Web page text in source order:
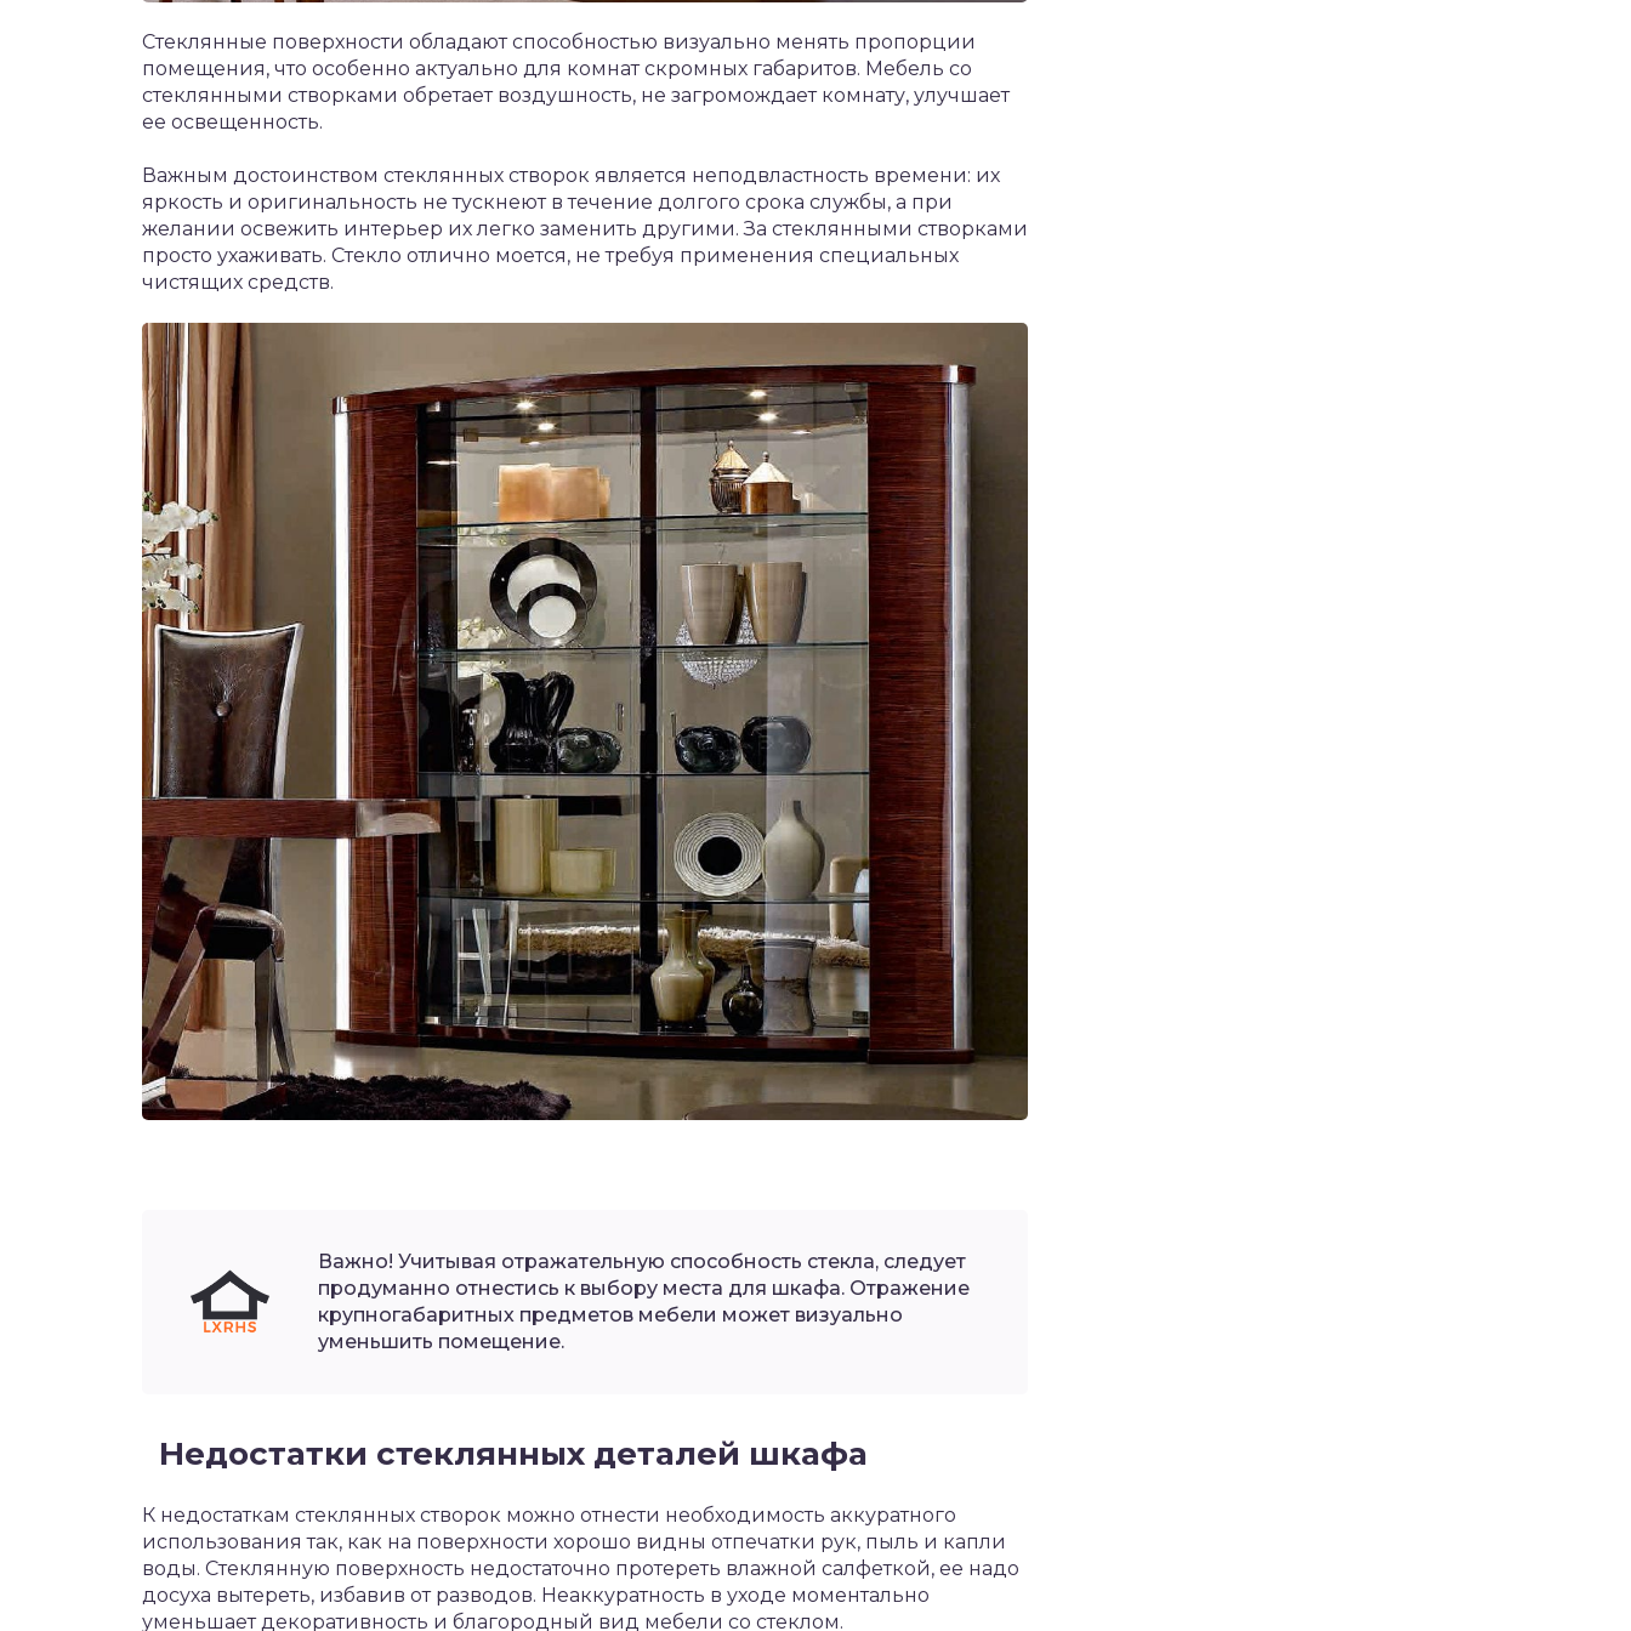
Стеклянные поверхности обладают способностью визуально менять пропорции
помещения, что особенно актуально для комнат скромных габаритов. Мебель со
стеклянными створками обретает воздушность, не загромождает комнату, улучшает
ее освещенность.
Важным достоинством стеклянных створок является неподвластность времени: их
яркость и оригинальность не тускнеют в течение долгого срока службы, а при
желании освежить интерьер их легко заменить другими. За стеклянными створками
просто ухаживать. Стекло отлично моется, не требуя применения специальных
чистящих средств.
Важно! Учитывая отражательную способность стекла, следует
продуманно отнестись к выбору места для шкафа. Отражение
крупногабаритных предметов мебели может визуально
уменьшить помещение.
Недостатки стеклянных деталей шкафа
К недостаткам стеклянных створок можно отнести необходимость аккуратного
использования так, как на поверхности хорошо видны отпечатки рук, пыль и капли
воды. Стеклянную поверхность недостаточно протереть влажной салфеткой, ее надо
досуха вытереть, избавив от разводов. Неаккуратность в уходе моментально
уменьшает декоративность и благородный вид мебели со стеклом.